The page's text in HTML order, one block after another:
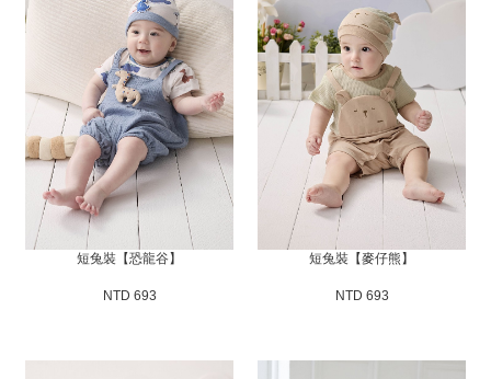
短兔裝【恐龍谷】
NTD 693
短兔裝【麥仔熊】
NTD 693